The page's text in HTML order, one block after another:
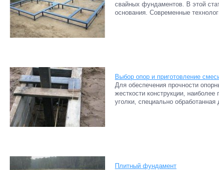
свайных фундаментов. В этой
основания. Современные
Выбор опор и приготовление
Для обеспечения прочности
жесткости конструкции,
уголки, специально
Плитный фундамент